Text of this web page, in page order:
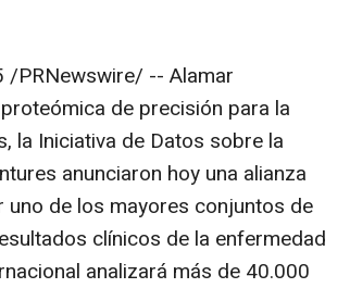
/PRNewswire/ -- Alamar
de precisión para la
la Iniciativa de Datos sobre la
anunciaron hoy una alianza
de los mayores conjuntos de
clínicos de la enfermedad
analizará más de 40.000